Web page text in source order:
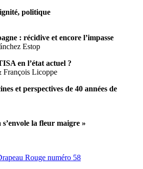
politique
: récidive et encore l’impasse
Estop
en l’état actuel ?
François Licoppe
et perspectives de 40 années de
la fleur maigre »
Rouge numéro 58